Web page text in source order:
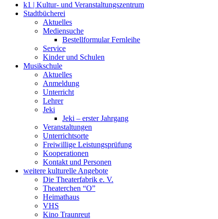
k1 | Kultur- und Veranstaltungszentrum
Stadtbücherei
Aktuelles
Mediensuche
Bestellformular Fernleihe
Service
Kinder und Schulen
Musikschule
Aktuelles
Anmeldung
Unterricht
Lehrer
Jeki
Jeki – erster Jahrgang
Veranstaltungen
Unterrichtsorte
Freiwillige Leistungsprüfung
Kooperationen
Kontakt und Personen
weitere kulturelle Angebote
Die Theaterfabrik e. V.
Theaterchen “O”
Heimathaus
VHS
Kino Traunreut